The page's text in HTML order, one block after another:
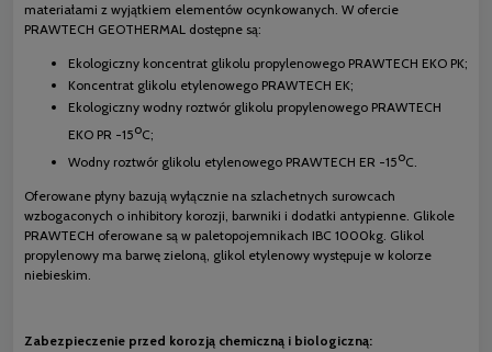
materiałami z wyjątkiem elementów ocynkowanych. W ofercie
PRAWTECH GEOTHERMAL dostępne są:
Ekologiczny koncentrat glikolu propylenowego PRAWTECH EKO PK;
Koncentrat glikolu etylenowego PRAWTECH EK;
Ekologiczny wodny roztwór glikolu propylenowego PRAWTECH
EKO PR -15oC;
Wodny roztwór glikolu etylenowego PRAWTECH ER -15oC.
Oferowane płyny bazują wyłącznie na szlachetnych surowcach
wzbogaconych o inhibitory korozji, barwniki i dodatki antypienne. Glikole
PRAWTECH oferowane są w paletopojemnikach IBC 1000kg. Glikol
propylenowy ma barwę zieloną, glikol etylenowy występuje w kolorze
niebieskim.
Zabezpieczenie przed korozją chemiczną i biologiczną: